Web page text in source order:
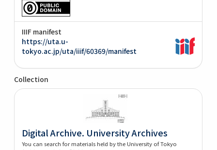
IIIF manifest
https://uta.u-
tokyo.ac.jp/uta/iiif/60369/manifest
Collection
Digital Archive. University Archives
You can search for materials held by the University of Tokyo